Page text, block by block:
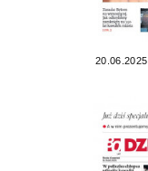
20.06.2025